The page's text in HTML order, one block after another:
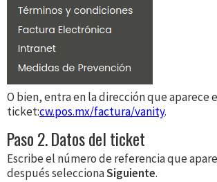
O bien, entra en la dirección que aparece
ticket:cw.pos.mx/factura/vanity.
Paso 2. Datos del ticket
Escribe el número de referencia que
después seleccionaSiguiente.